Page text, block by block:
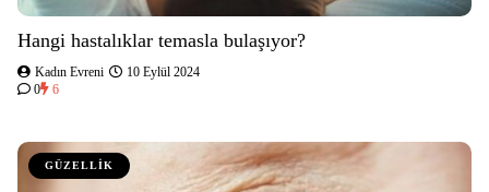
Hangi hastalıklar temasla bulaşıyor?
Kadın Evreni
10 Eylül 2024
0
6
GÜZELLİK